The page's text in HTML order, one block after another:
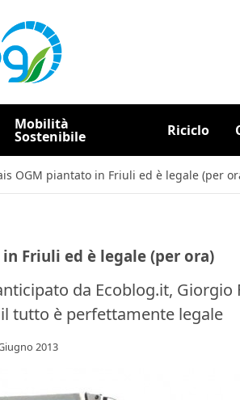
Mobilità
Sostenibile Riciclo
OGM piantato in Friuli ed è legale (per
Friuli ed è legale (per ora)
da Ecoblog.it,
tutto è perfettamente legale
2013